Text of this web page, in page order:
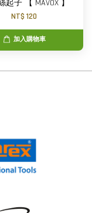
起子 【 MAVOX 】
NT$ 120
加入購物車